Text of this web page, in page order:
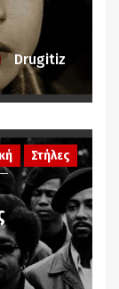
Drugitiz
Στήλες